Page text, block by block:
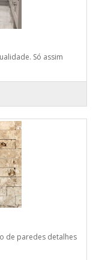
Só assim
de paredes detalhes